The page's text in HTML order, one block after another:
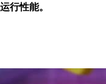
行性能。